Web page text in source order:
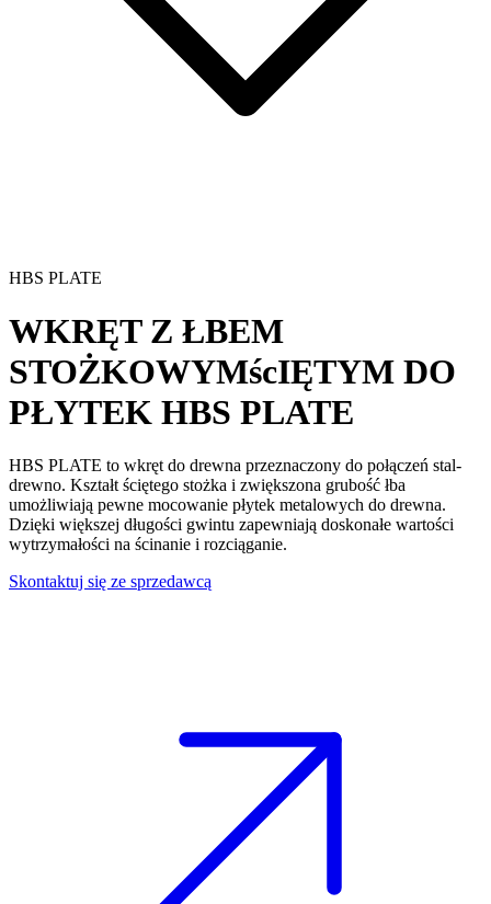
HBS PLATE
WKRĘT Z ŁBEM
STOŻKOWYMścIĘTYM DO
PŁYTEK HBS PLATE
HBS PLATE to wkręt do drewna przeznaczony do połączeń stal-
drewno. Kształt ściętego stożka i zwiększona grubość łba
umożliwiają pewne mocowanie płytek metalowych do drewna.
Dzięki większej długości gwintu zapewniają doskonałe wartości
wytrzymałości na ścinanie i rozciąganie.
Skontaktuj się ze sprzedawcą